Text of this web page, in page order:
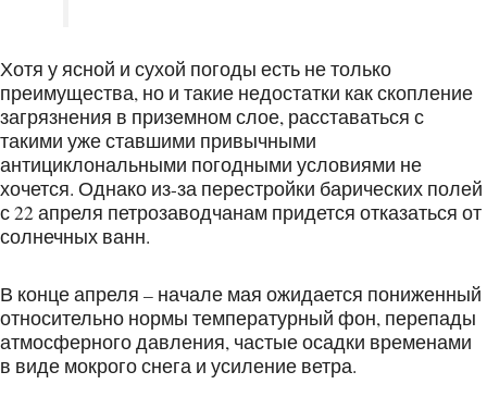
Хотя у ясной и сухой погоды есть не только
преимущества, но и такие недостатки как скопление
загрязнения в приземном слое, расставаться с
такими уже ставшими привычными
антициклональными погодными условиями не
хочется. Однако из-за перестройки барических полей
с 22 апреля петрозаводчанам придется отказаться от
солнечных ванн.
В конце апреля – начале мая ожидается пониженный
относительно нормы температурный фон, перепады
атмосферного давления, частые осадки временами
в виде мокрого снега и усиление ветра.